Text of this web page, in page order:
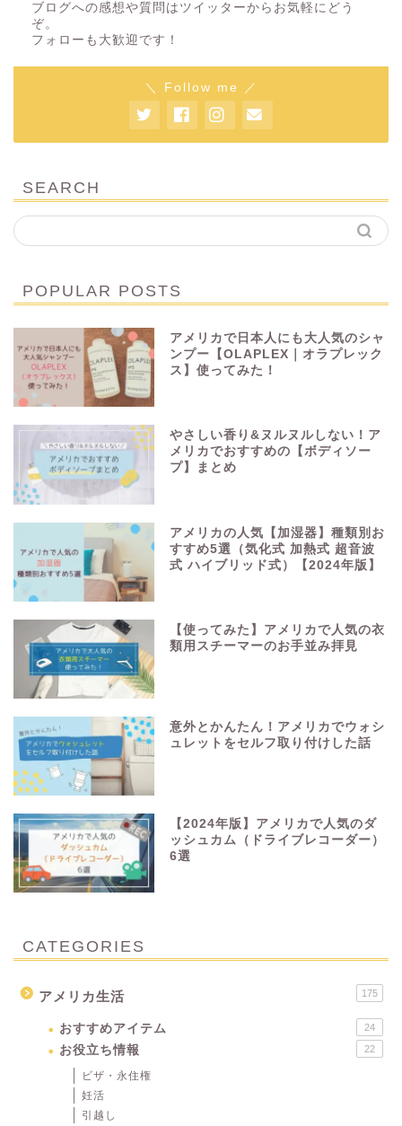
ブログへの感想や質問はツイッターからお気軽にどう
ぞ。
フォローも大歓迎です！
＼ Follow me ／
SEARCH
POPULAR POSTS
アメリカで日本人にも大人気のシャ
ンプー【OLAPLEX｜オラプレック
ス】使ってみた！
やさしい香り&ヌルヌルしない！ア
メリカでおすすめの【ボディソー
プ】まとめ
アメリカの人気【加湿器】種類別お
すすめ5選（気化式 加熱式 超音波
式 ハイブリッド式）【2024年版】
【使ってみた】アメリカで人気の衣
類用スチーマーのお手並み拝見
意外とかんたん！アメリカでウォシ
ュレットをセルフ取り付けした話
【2024年版】アメリカで人気のダ
ッシュカム（ドライブレコーダー）
6選
CATEGORIES
アメリカ生活 175
おすすめアイテム 24
お役立ち情報 22
ビザ・永住権
妊活
引越し